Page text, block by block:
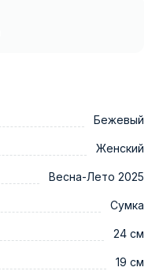
Бежевый
Женский
Весна-Лето 2025
Сумка
24 см
19 см